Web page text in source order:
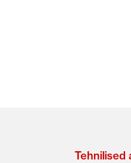
Tehnilised